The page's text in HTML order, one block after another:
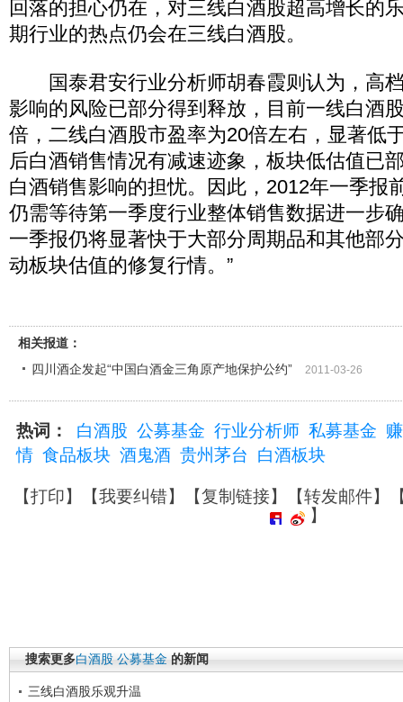
回落的担心仍在，对三线白酒股超高增长的
期行业的热点仍会在三线白酒股。
国泰君安行业分析师胡春霞则认为，高
影响的风险已部分得到释放，目前一线白酒
倍，二线白酒股市盈率为20倍左右，显著低
后白酒销售情况有减速迹象，板块低估值已
白酒销售影响的担忧。因此，2012年一季报
仍需等待第一季度行业整体销售数据进一步
一季报仍将显著快于大部分周期品和其他部
动板块估值的修复行情。”
相关报道：
四川酒企发起“中国白酒金三角原产地保护公约”
2011-03-26
热词： 白酒股 公募基金 行业分析师 私募基金
情 食品板块 酒鬼酒 贵州茅台 白酒板块
【打印】【我要纠错】【复制链接】【转发邮件】
】
搜索更多白酒股 公募基金 的新闻
三线白酒股乐观升温